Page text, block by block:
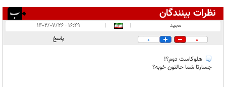
نظرات بینندگان
در انتظار بررسی:
مجید |
|
۱۶:۴۹ - ۱۴۰۲/۰۷/۲۶
0
0 پاسخ
هلوکاست دوم؟!
جسارتا شما حالتون خوبه؟